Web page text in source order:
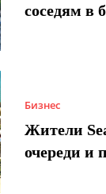
соседям в
Бизнес
Жители
очереди и